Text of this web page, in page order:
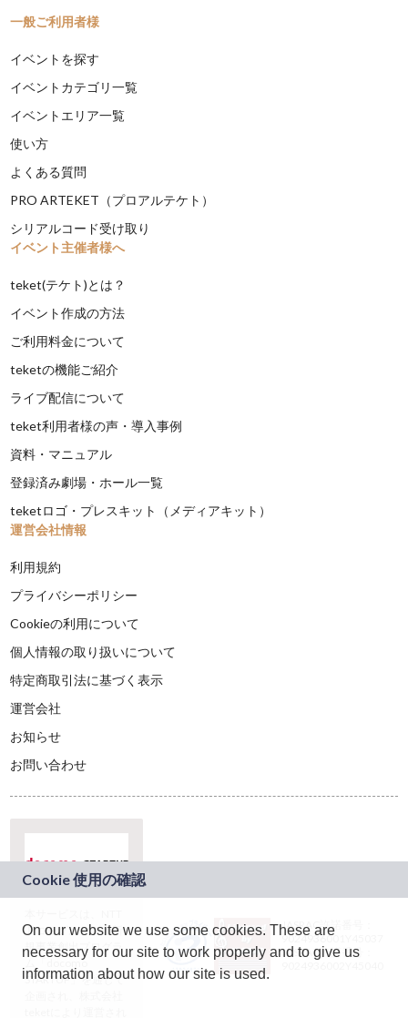
一般ご利用者様
イベントを探す
イベントカテゴリ一覧
イベントエリア一覧
使い方
よくある質問
PRO ARTEKET（プロアルテケト）
シリアルコード受け取り
イベント主催者様へ
teket(テケト)とは？
イベント作成の方法
ご利用料金について
teketの機能ご紹介
ライブ配信について
teket利用者様の声・導入事例
資料・マニュアル
登録済み劇場・ホール一覧
teketロゴ・プレスキット（メディアキット）
運営会社情報
利用規約
プライバシーポリシー
Cookieの利用について
個人情報の取り扱いについて
特定商取引法に基づく表示
運営会社
お知らせ
お問い合わせ
ドコモグループの新
規事業創出プログラ
ム「docomo
STARTUP」を通じて
JASRAC許諾番号：
9024936001Y45037
JASRAC許諾番号：
On our website we use some cookies. These are
necessary for our site to work properly and to give us
information about how our site is used.